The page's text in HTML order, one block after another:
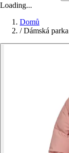
Loading...
Domů
/ Dámská